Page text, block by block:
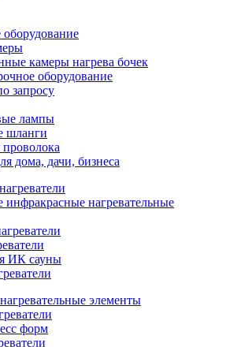
оборудование
камеры нагрева бочек
оборудование
запросу
лампы
шланги
проволока
дома, дачи, бизнеса
нагревательные
ИК сауны
элементы
форм